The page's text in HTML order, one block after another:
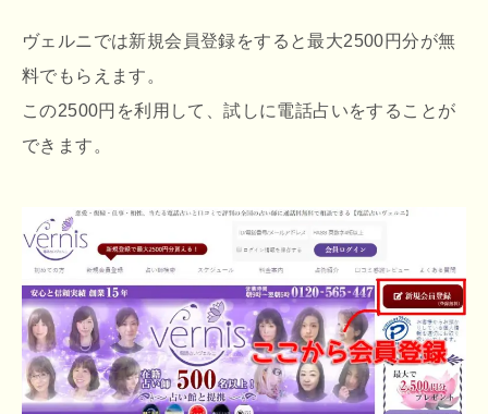
ヴェルニでは新規会員登録をすると最大2500円分が無
料でもらえます。
この2500円を利用して、試しに電話占いをすることが
できます。